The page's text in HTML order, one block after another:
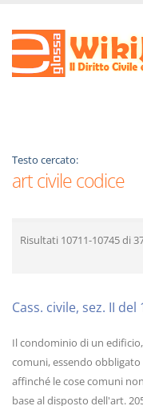
Testo cercato:
art civile codice
Risultati 10711-10745di
Cass. civile, sez. II
Il condominio di un
comuni, essendo
affinché le cose comuni
base al disposto dell'art.